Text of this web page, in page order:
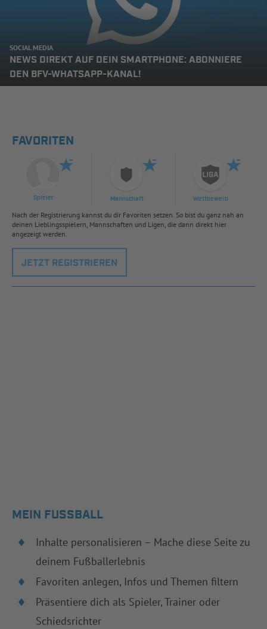
SOCIAL MEDIA
NEWS DIREKT AUF DEIN SMARTPHONE: ABONNIERE
DEN BFV-WHATSAPP-KANAL!
FAVORITEN
Spieler Mannschaft Wettbewerb
Nach der Registrierung kannst du dir Favoriten setzen. So bist du ganz nah an
deinen Lieblingsspielern, Mannschaften und Ligen, die dann direkt hier
angezeigt werden.
JETZT REGISTRIEREN
MEIN FUSSBALL
Inhalte personalisieren – Mache diese Seite zu
deinem Fußballerlebnis
Favoriten anlegen, Infos und Themen filtern
Präsentiere dich als Spieler, Trainer oder
Schiedsrichter